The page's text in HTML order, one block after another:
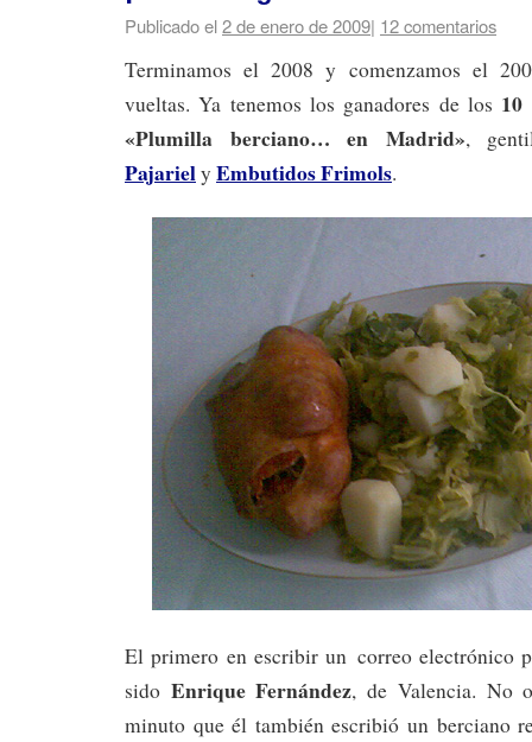
Publicado el2 de enero de 2009| 12 comentarios
Terminamos el 2008 y comenzamos el
vueltas. Ya tenemos los ganadores de los 10
«Plumilla berciano… en Madrid»,
Pajariely Embutidos Frimols.
El primero en escribir un correo electrónico
sido Enrique Fernández, de Valencia. No
minuto que él también escribió un berciano